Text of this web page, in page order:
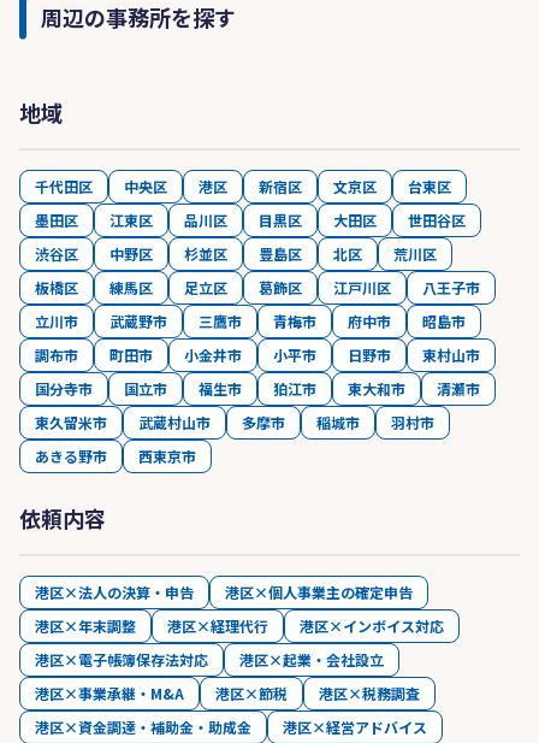
周辺の事務所を探す
地域
千代田区 中央区 港区 新宿区 文京区
台東区
墨田区
江東区 品川区 目黒区 大田区
世田谷区
渋谷区
中野区 杉並区 豊島区 北区
荒川区
板橋区
練馬区 足立区 葛飾区 江戸川区
八王子市
立川市
武蔵野市 三鷹市 青梅市 府中市
昭島市
調布市
町田市 小金井市 小平市 日野市
東村山市
国分寺市
国立市 福生市 狛江市 東大和市
清瀬市
東久留米市
武蔵村山市 多摩市 稲城市
羽村市
あきる野市
西東京市
依頼内容
港区×法人の決算・申告
港区×個人事業主の確定申告
港区×年末調整
港区×経理代行
港区×インボイス対応
港区×電子帳簿保存法対応
港区×起業・会社設立
港区×事業承継・M&A
港区×節税
港区×税務調査
港区×資金調達・補助金・助成金
港区×経営アドバイス